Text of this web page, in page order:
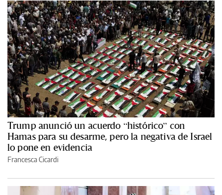
Trump anunció un acuerdo “histórico” con
Hamas para su desarme, pero la negativa de Israel
lo pone en evidencia
Francesca Cicardi